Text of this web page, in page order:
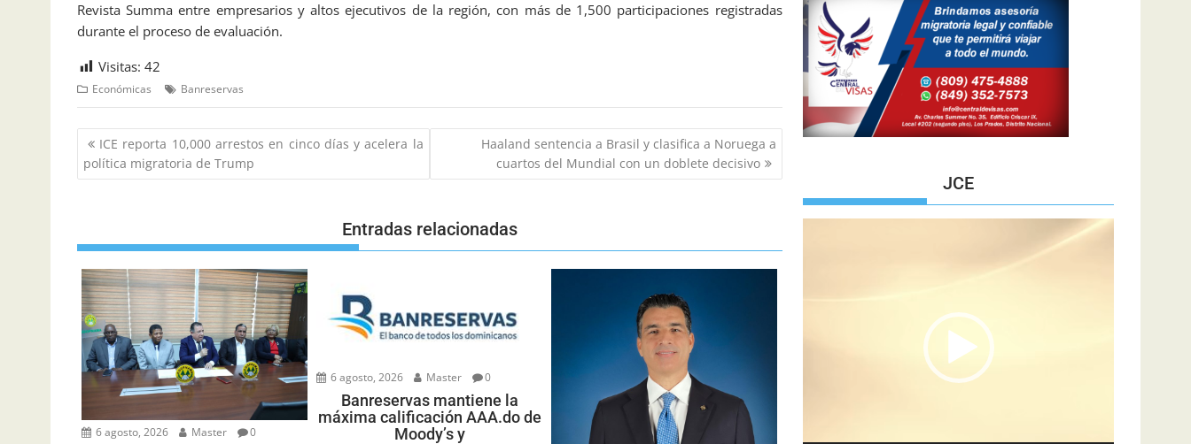
Revista Summa entre empresarios y altos ejecutivos de la región, con más de 1,500 participaciones registradas
durante el proceso de evaluación.
Visitas: 42
Económicas Banreservas
ICE reporta 10,000 arrestos en cinco días y acelera la
política migratoria de Trump
Haaland sentencia a Brasil y clasifica a Noruega a
cuartos del Mundial con un doblete decisivo
Entradas relacionadas
6 agosto, 2026 Master 0
6 agosto, 2026 Master 0
Banreservas mantiene la
máxima calificación AAA.do de
Moody’s y
JCE